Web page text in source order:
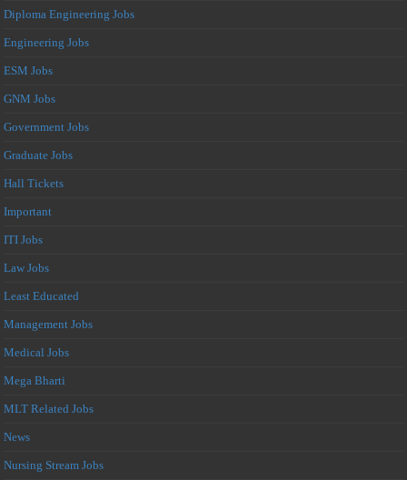
Diploma Engineering Jobs
Engineering Jobs
ESM Jobs
GNM Jobs
Government Jobs
Graduate Jobs
Hall Tickets
Important
ITI Jobs
Law Jobs
Least Educated
Management Jobs
Medical Jobs
Mega Bharti
MLT Related Jobs
News
Nursing Stream Jobs